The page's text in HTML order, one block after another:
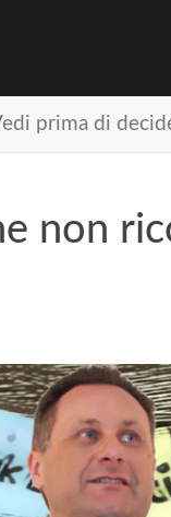
prima di
non